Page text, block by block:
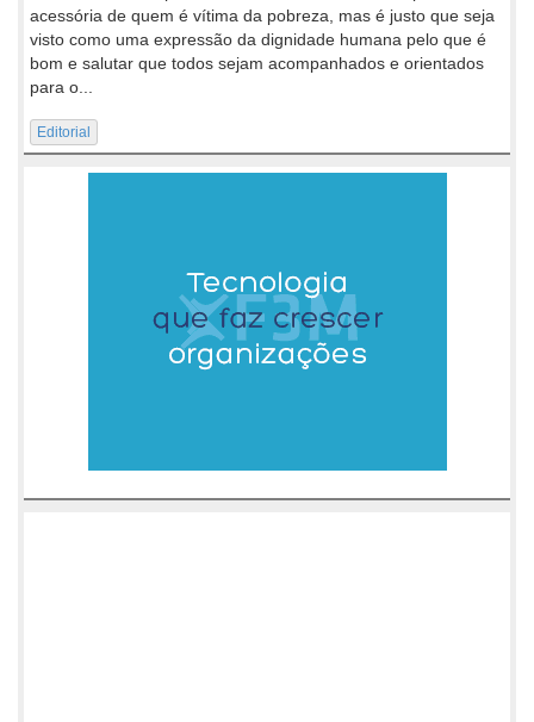
acessória de quem é vítima da pobreza, mas é justo que seja
visto como uma expressão da dignidade humana pelo que é
bom e salutar que todos sejam acompanhados e orientados
para o...
Editorial